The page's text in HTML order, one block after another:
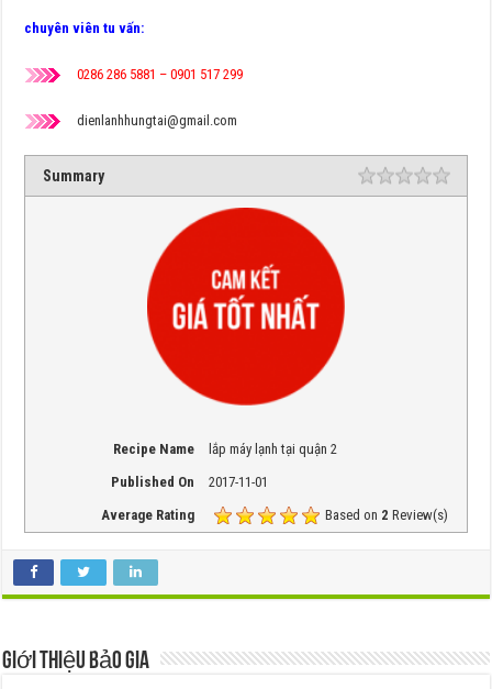
chuyên viên tu vấn:
0286 286 5881 – 0901 517 299
dienlanhhungtai@gmail.com
Summary Rating 1 star
2
3
4
5
Recipe Name
lắp máy lạnh tại quận 2
Published On
2017-11-01
Average Rating
Based on 2 Review(s)
Giới thiệu Bảo Gia